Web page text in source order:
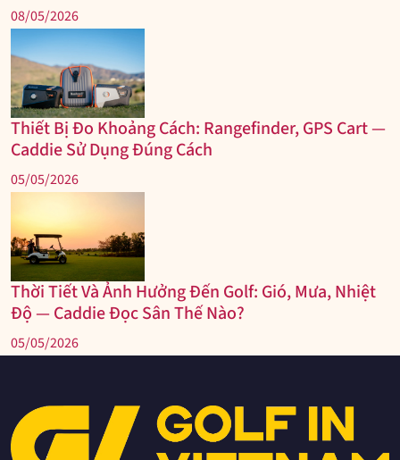
08/05/2026
Thiết Bị Đo Khoảng Cách: Rangefinder, GPS Cart —
Caddie Sử Dụng Đúng Cách
05/05/2026
Thời Tiết Và Ảnh Hưởng Đến Golf: Gió, Mưa, Nhiệt
Độ — Caddie Đọc Sân Thế Nào?
05/05/2026